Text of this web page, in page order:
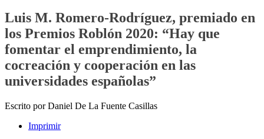
Luis M. Romero-Rodríguez, premiado en
los Premios Roblón 2020: “Hay que
fomentar el emprendimiento, la
cocreación y cooperación en las
universidades españolas”
Escrito por Daniel De La Fuente Casillas
Imprimir